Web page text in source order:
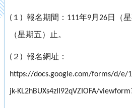
( １ ) 報名期間： 111年9月 26日（
（星期五）止。
( ２ ) 報名網址：
https://docs.google.com/forms/d/e/
jk-KL2hBUXs4zII92qVZIOFA/